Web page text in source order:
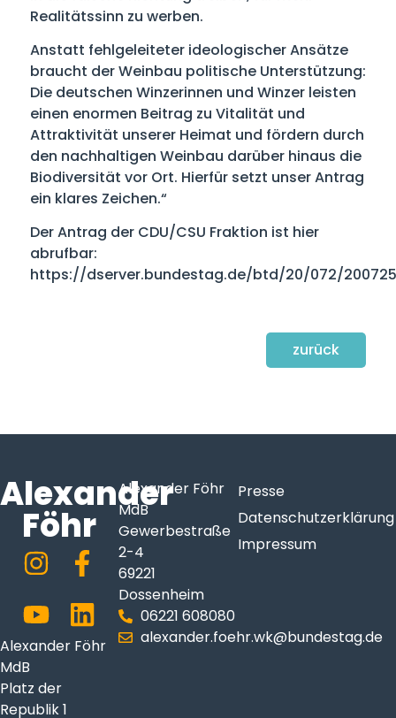
Realitätssinn zu werben.
Anstatt fehlgeleiteter ideologischer Ansätze
braucht der Weinbau politische Unterstützung:
Die deutschen Winzerinnen und Winzer leisten
einen enormen Beitrag zu Vitalität und
Attraktivität unserer Heimat und fördern durch
den nachhaltigen Weinbau darüber hinaus die
Biodiversität vor Ort. Hierfür setzt unser Antrag
ein klares Zeichen.“
Der Antrag der CDU/CSU Fraktion ist hier
abrufbar:
https://dserver.bundestag.de/btd/20/072/
zurück
Alexander
Föhr
Alexander Föhr
MdB
Platz der
Republik 1
Alexander Föhr
MdB
Gewerbestraße
2-4
69221
Dossenheim
06221 608080
alexander.foehr.wk@bundestag.de
Presse
Datenschutzerklärung
Impressum